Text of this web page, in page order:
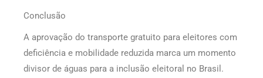
Conclusão
A aprovação do transporte gratuito para eleitores com
deficiência e mobilidade reduzida marca um momento
divisor de águas para a inclusão eleitoral no Brasil.